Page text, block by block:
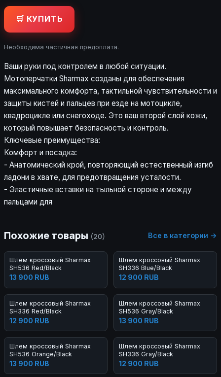
🛒 КУПИТЬ
Необходима частичная предоплата.
Ваши руки под контролем в любой ситуации.
Мотоперчатки Sharmax созданы для обеспечения
максимального комфорта, тактильной чувствительности и
защиты кистей и пальцев при езде на мотоцикле,
квадроцикле или снегоходе. Это ваш второй слой кожи,
который повышает безопасность и контроль.
Ключевые преимущества:
Комфорт и посадка:
- Анатомический крой, повторяющий естественный изгиб
ладони в хвате, для предотвращения усталости.
- Эластичные вставки на тыльной стороне и между
пальцами для
Похожие товары (20) Все в категории →
Шлем кроссовый Sharmax
SH536 Red/Black
13 900 RUB
Шлем кроссовый Sharmax
SH336 Blue/Black
12 900 RUB
Шлем кроссовый Sharmax
SH336 Red/Black
12 900 RUB
Шлем кроссовый Sharmax
SH536 Gray/Black
13 900 RUB
Шлем кроссовый Sharmax
SH536 Orange/Black
13 900 RUB
Шлем кроссовый Sharmax
SH336 Gray/Black
12 900 RUB